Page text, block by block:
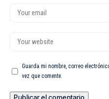
Guarda mi nombre, correo
vez que comente.